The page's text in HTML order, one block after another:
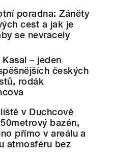
poradna: Záněty
cest a jak je
se nevracely
– jeden
českých
rodák
v Duchcově
bazén,
přímo v areálu a
atmosféru bez